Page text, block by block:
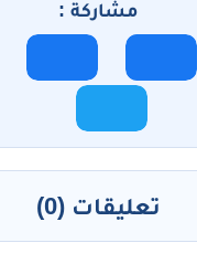
مشاركة :
تعليقات (0)